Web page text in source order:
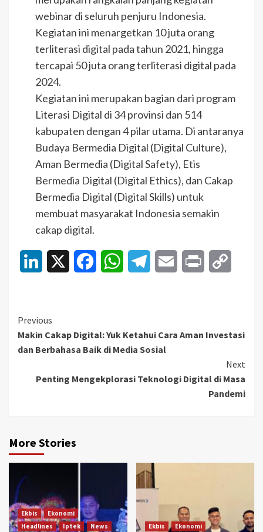
webinar di seluruh penjuru Indonesia.
Kegiatan ini menargetkan 10 juta orang
terliterasi digital pada tahun 2021, hingga
tercapai 50 juta orang terliterasi digital pada
2024.
Kegiatan ini merupakan bagian dari program
Literasi Digital di 34 provinsi dan 514
kabupaten dengan 4 pilar utama. Di antaranya
Budaya Bermedia Digital (Digital Culture),
Aman Bermedia (Digital Safety), Etis
Bermedia Digital (Digital Ethics), dan Cakap
Bermedia Digital (Digital Skills) untuk
membuat masyarakat Indonesia semakin
cakap digital.
LinkedIn FacebookWhatsAppTelegramEmail Print
Continue
Reading
Previous
Makin Cakap Digital: Yuk Ketahui Cara Aman Investasi
dan Berbahasa Baik di Media Sosial
Next
Penting Mengekplorasi Teknologi Digital di Masa
Pandemi
More Stories
Ekbis
Ekonomi
Headlines
Iptek
News
Ekbis
Ekonomi